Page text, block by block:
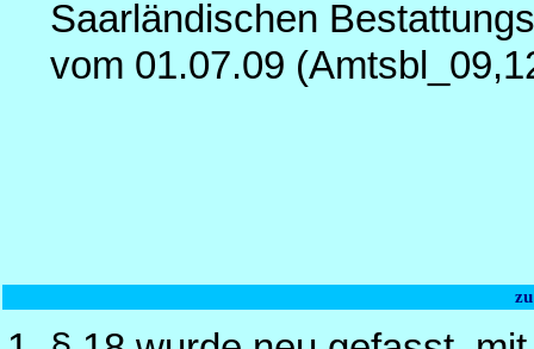
Saarländischen
vom 01.07.09